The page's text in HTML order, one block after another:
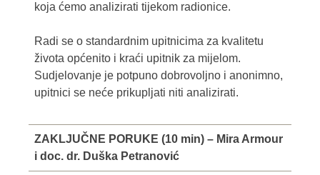
koja ćemo analizirati tijekom radionice.
Radi se o standardnim upitnicima za kvalitetu
života općenito i kraći upitnik za mijelom.
Sudjelovanje je potpuno dobrovoljno i anonimno,
upitnici se neće prikupljati niti analizirati.
ZAKLJUČNE PORUKE (10 min) – Mira Armour
i doc. dr. Duška Petranović